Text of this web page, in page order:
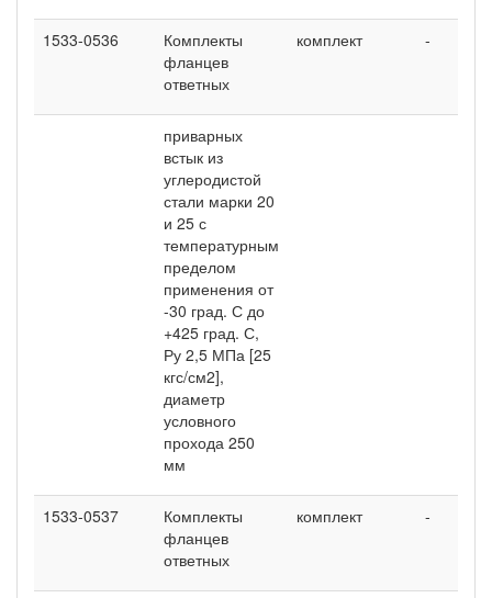
1533-0536
Комплекты
фланцев
ответных
комплект -
приварных
встык из
углеродистой
стали марки 20
и 25 с
температурным
пределом
применения от
-30 град. С до
+425 град. С,
Ру 2,5 МПа [25
кгс/см2],
диаметр
условного
прохода 250
мм
1533-0537
Комплекты
фланцев
ответных
комплект -